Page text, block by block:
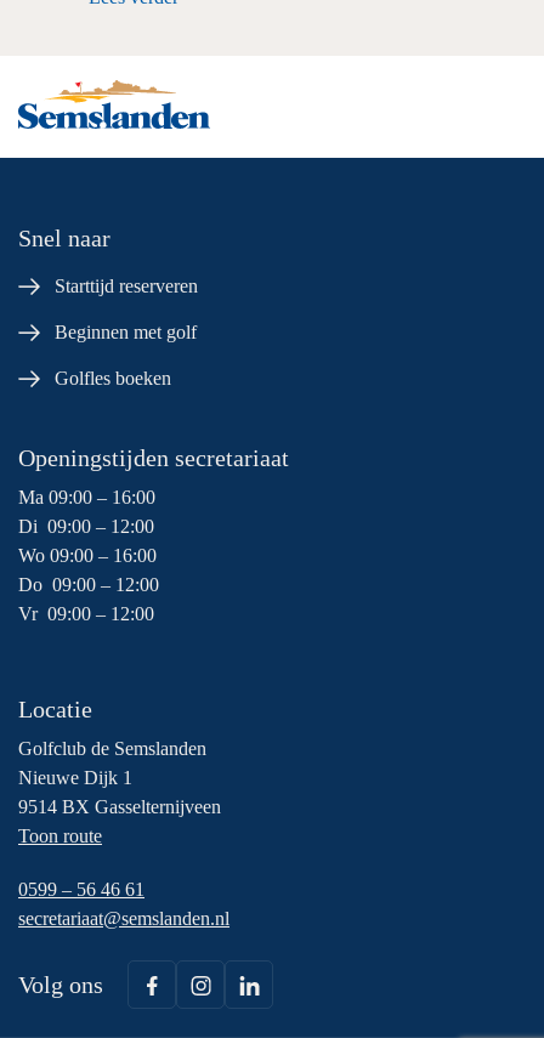
Snel naar
Starttijd reserveren
Beginnen met golf
Golfles boeken
Openingstijden secretariaat
Ma 09:00 – 16:00
Di 09:00 – 12:00
Wo 09:00 – 16:00
Do 09:00 – 12:00
Vr 09:00 – 12:00
Locatie
Golfclub de Semslanden
Nieuwe Dijk 1
9514 BX Gasselternijveen
Toon route
0599 – 56 46 61
secretariaat@semslanden.nl
Volg ons